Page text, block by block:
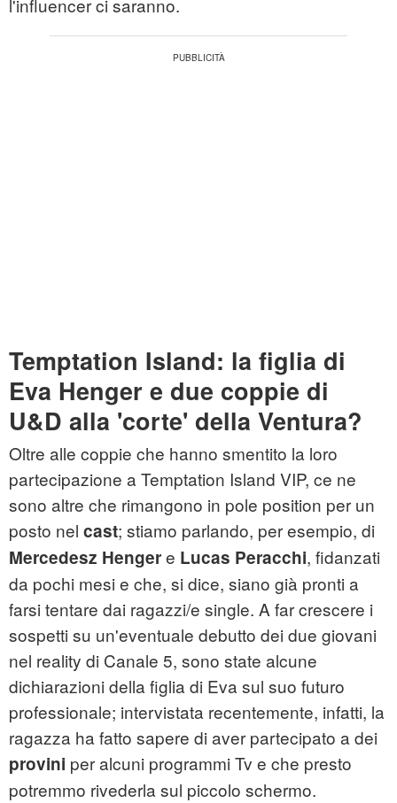
l'influencer ci saranno.
Temptation Island: la figlia di
Eva Henger e due coppie di
U&D alla 'corte' della Ventura?
Oltre alle coppie che hanno smentito la loro
partecipazione a Temptation Island VIP, ce ne
sono altre che rimangono in pole position per un
posto nel cast; stiamo parlando, per esempio, di
Mercedesz Hengere Lucas Peracchi, fidanzati
da pochi mesi e che, si dice, siano già pronti a
farsi tentare dai ragazzi/e single. A far crescere i
sospetti su un'eventuale debutto dei due giovani
nel reality di Canale 5, sono state alcune
dichiarazioni della figlia di Eva sul suo futuro
professionale; intervistata recentemente, infatti, la
ragazza ha fatto sapere di aver partecipato a dei
provini per alcuni programmi Tv e che presto
potremmo rivederla sul piccolo schermo.